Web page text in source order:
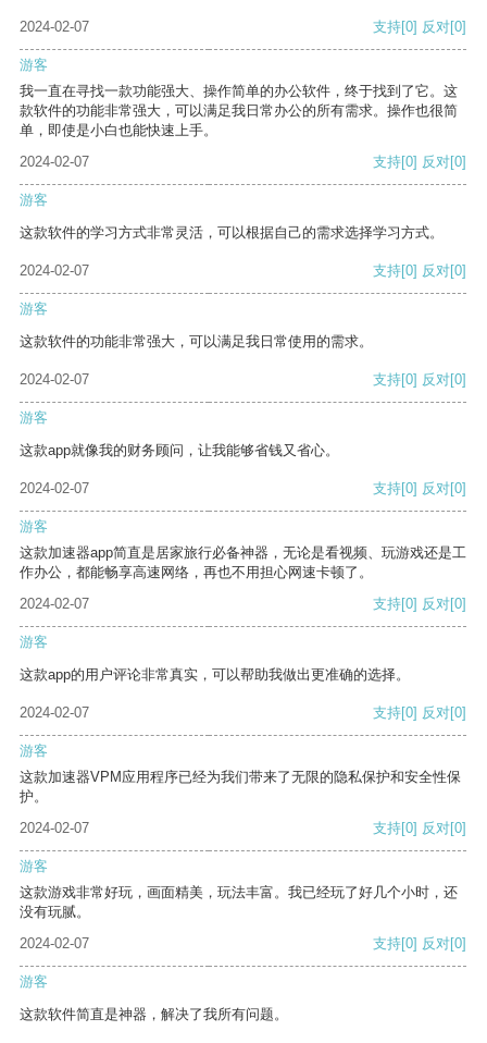
2024-02-07 支持[0] 反对[0]
游客
我一直在寻找一款功能强大、操作简单的办公软件，终于找到了它。这
款软件的功能非常强大，可以满足我日常办公的所有需求。操作也很简
单，即使是小白也能快速上手。
2024-02-07
支持[0] 反对[0]
游客
这款软件的学习方式非常灵活，可以根据自己的需求选择学习方式。
2024-02-07 支持[0] 反对[0]
游客
这款软件的功能非常强大，可以满足我日常使用的需求。
2024-02-07 支持[0] 反对[0]
游客
这款app就像我的财务顾问，让我能够省钱又省心。
2024-02-07 支持[0] 反对[0]
游客
这款加速器app简直是居家旅行必备神器，无论是看视频、玩游戏还是工
作办公，都能畅享高速网络，再也不用担心网速卡顿了。
2024-02-07
支持[0] 反对[0]
游客
这款app的用户评论非常真实，可以帮助我做出更准确的选择。
2024-02-07 支持[0] 反对[0]
游客
这款加速器VPM应用程序已经为我们带来了无限的隐私保护和安全性保
护。
2024-02-07
支持[0] 反对[0]
游客
这款游戏非常好玩，画面精美，玩法丰富。我已经玩了好几个小时，还
没有玩腻。
2024-02-07
支持[0] 反对[0]
游客
这款软件简直是神器，解决了我所有问题。